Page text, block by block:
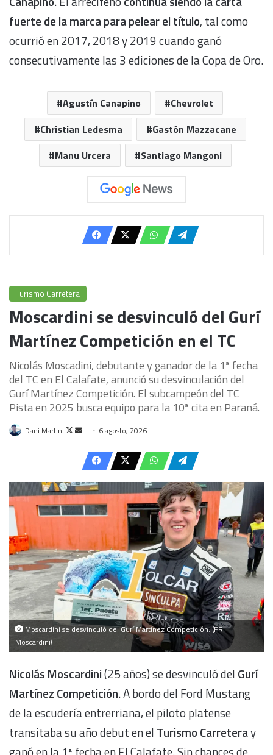
fuerte de la marca para pelear el título, tal como
ocurrió en 2017, 2018 y 2019 cuando ganó
consecutivamente las 3 ediciones de la Copa de Oro.
Agustín Canapino
Chevrolet
Christian Ledesma
Gastón Mazzacane
Manu Urcera
Santiago Mangoni